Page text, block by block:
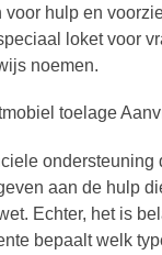
hulp en
loket voor
noemen.
aan de hulp
Echter, het is
bepaalt welk